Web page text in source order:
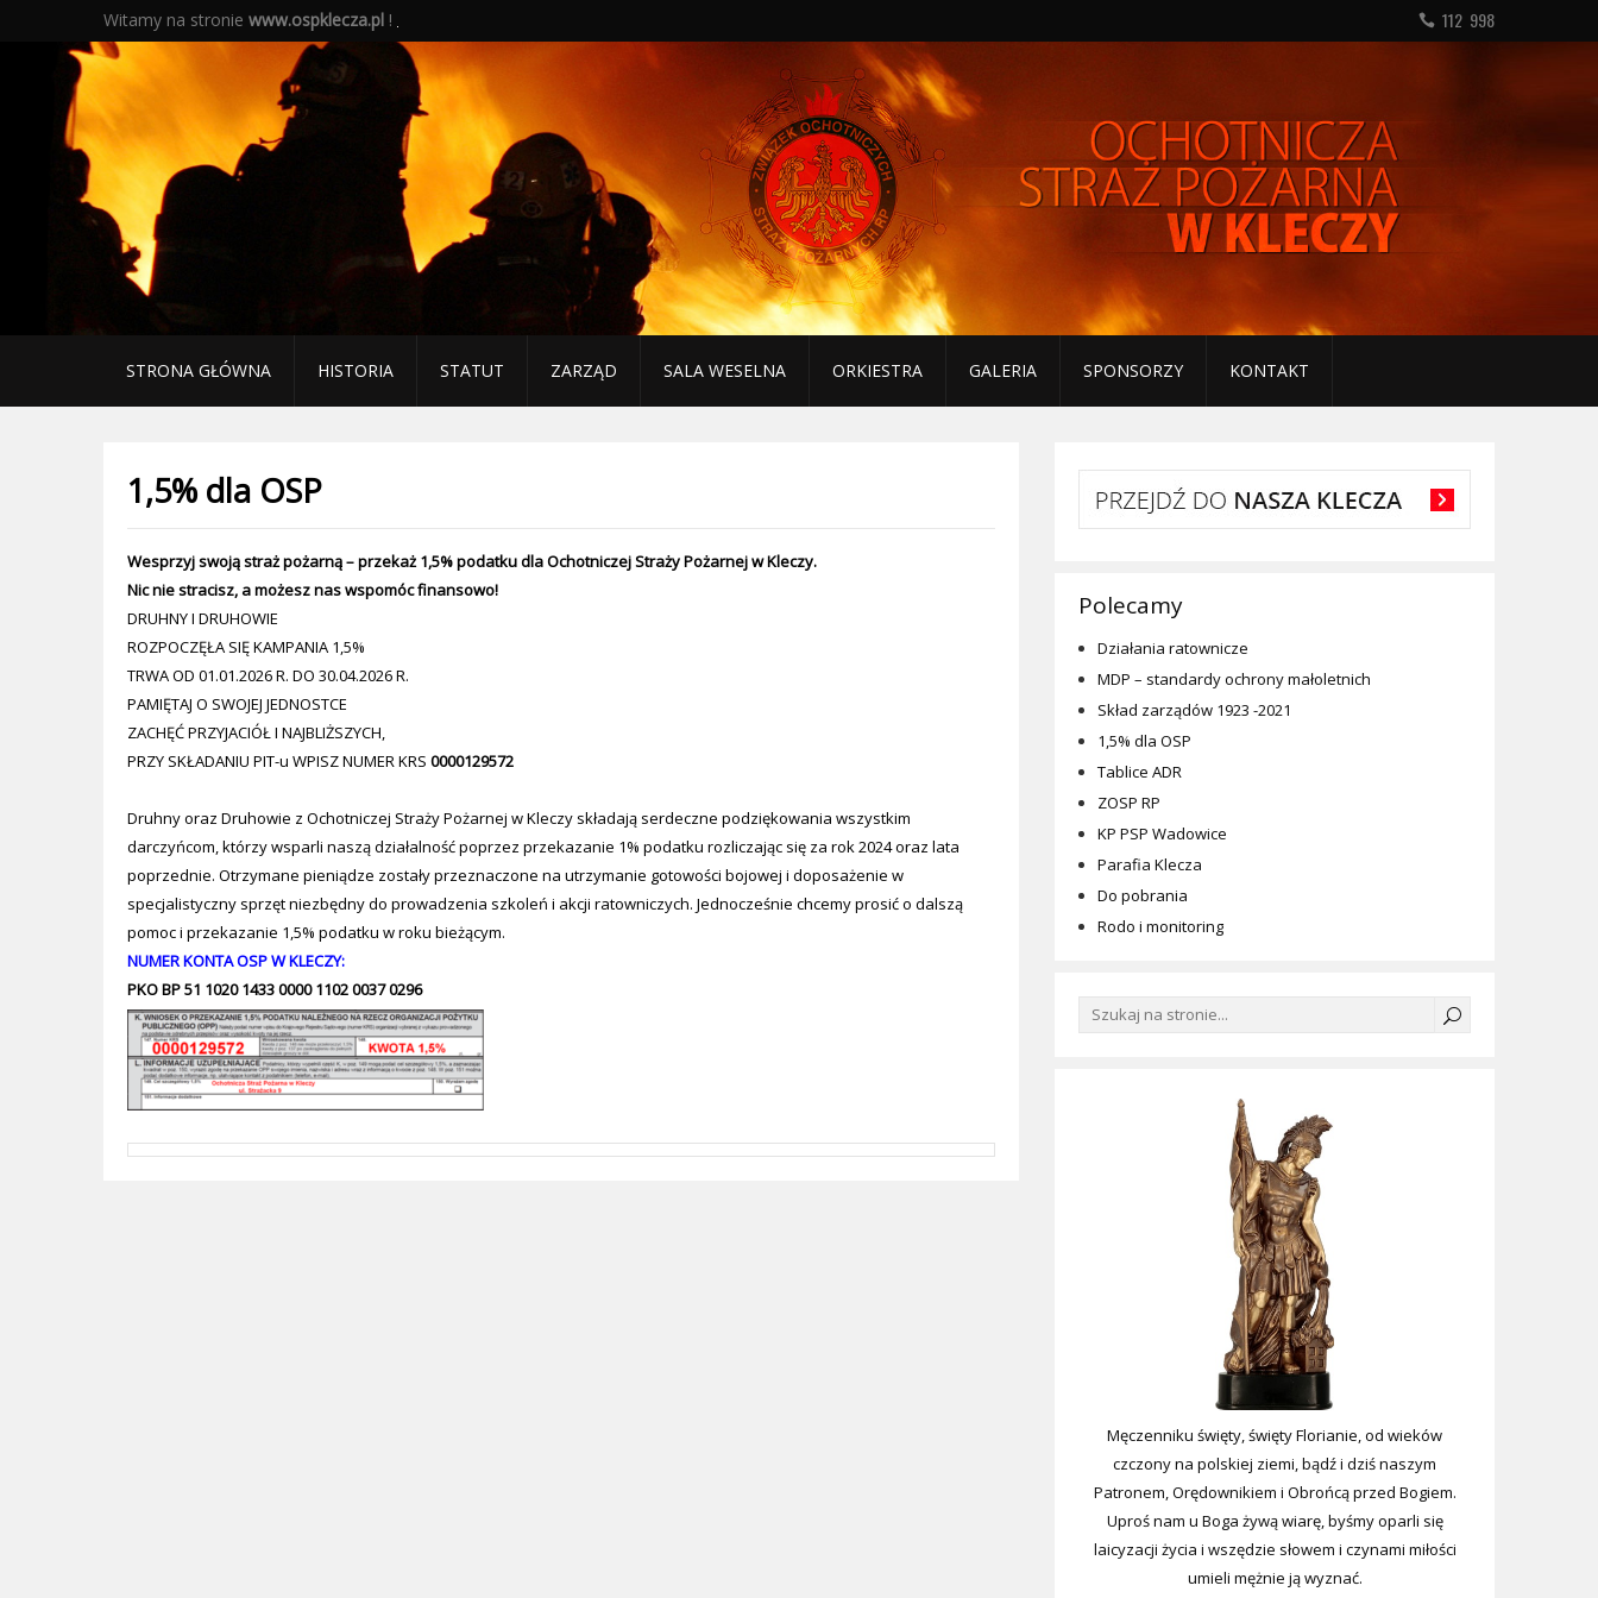
112 998
Witamy na stronie www.ospklecza.pl !
STRONA GŁÓWNA HISTORIA STATUT ZARZĄD SALA WESELNA ORKIESTRA GALERIA SPONSORZY KONTAKT
1,5% dla OSP
Wesprzyj swoją straż pożarną – przekaż 1,5% podatku dla Ochotniczej Straży Pożarnej w Kleczy.
Nic nie stracisz, amożesz nas wspomóc finansowo!
DRUHNY I DRUHOWIE
ROZPOCZĘŁA SIĘ KAMPANIA 1,5%
TRWA OD 01.01.2026 R. DO 30.04.2026 R.
PAMIĘTAJ O SWOJEJ JEDNOSTCE
ZACHĘĆ PRZYJACIÓŁ I NAJBLIŻSZYCH,
PRZY SKŁADANIU PIT-u WPISZ NUMER KRS 0000129572
Druhny oraz Druhowie z Ochotniczej Straży Pożarnej w Kleczy składają serdeczne podziękowania wszystkim
darczyńcom, którzy wsparli naszą działalność poprzez przekazanie 1% podatku rozliczając się za rok 2024 oraz lata
poprzednie. Otrzymane pieniądze zostały przeznaczone na utrzymanie gotowości bojowej i doposażenie w
specjalistyczny sprzęt niezbędny do prowadzenia szkoleń i akcji ratowniczych. Jednocześnie chcemy prosić o dalszą
pomoc i przekazanie 1,5% podatku w roku bieżącym.
NUMER KONTA OSP W KLECZY:
PKO BP 51 1020 1433 0000 1102 0037 0296
Polecamy
Działania ratownicze
MDP – standardy ochrony małoletnich
Skład zarządów 1923 -2021
1,5% dla OSP
Tablice ADR
ZOSP RP
KP PSP Wadowice
Parafia Klecza
Do pobrania
Rodo i monitoring
Męczenniku święty, święty Florianie, od wieków
czczony na polskiej ziemi, bądź i dziś naszym
Patronem, Orędownikiem i Obrońcą przed Bogiem.
Uproś nam u Boga żywą wiarę, byśmy oparli się
laicyzacji życia i wszędzie słowem i czynami miłości
umieli mężnie ją wyznać.